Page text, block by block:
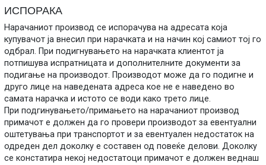
ИСПОРАКА
Нарачаниот производ се испорачува на адресата која
купувачот ја внесил при нарачката и на начин кој самиот тој го
одбрал. При подигнувањето на нарачката клиентот ја
потпишува испратницата и дополнителните документи за
подигање на производот. Производот може да го подигне и
друго лице на наведената адреса кое не е наведено во
самата нарачка и истото се води како трето лице.
При подгинувањето/примањето на нарачаниот производ
примачот е должен да го провери производот за евентуални
оштетувања при транспортот и за евентуален недостаток на
одреден дел доколку е составен од повеќе делови. Доколку
се констатира некој недостатоци примачот е должен веднаш